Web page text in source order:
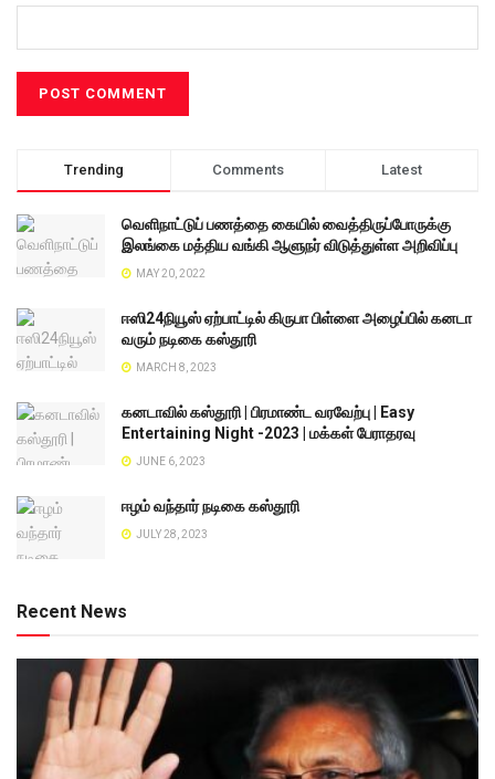
Trending Comments Latest
வெளிநாட்டுப் பணத்தை கையில் வைத்திருப்போருக்கு
இலங்கை மத்திய வங்கி ஆளுநர் விடுத்துள்ள அறிவிப்பு
MAY 20, 2022
ஈஸி24நியூஸ் ஏற்பாட்டில் கிருபா பிள்ளை அழைப்பில் கனடா
வரும் நடிகை கஸ்தூரி
MARCH 8, 2023
கனடாவில் கஸ்தூரி | பிரமாண்ட வரவேற்பு | Easy
Entertaining Night -2023 | மக்கள் பேராதரவு
JUNE 6, 2023
ஈழம் வந்தார் நடிகை கஸ்தூரி
JULY 28, 2023
Recent News